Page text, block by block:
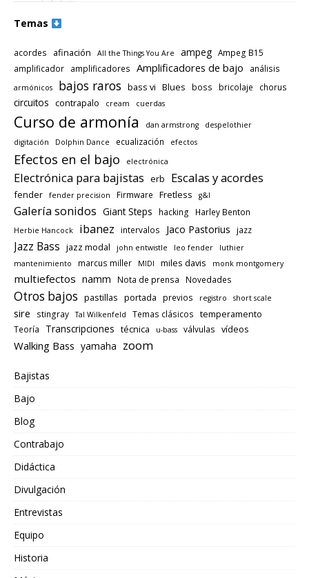
Temas
acordes afinación All the Things You Are ampeg Ampeg B15
amplificador
amplificadores Amplificadores de bajo análisis
armónicos bajos raros bass vi Blues boss bricolaje chorus
circuitos contrapalo cream cuerdas
Curso de armonía dan armstrong
despelothier
digitación
Dolphin Dance ecualización efectos
Efectos en el bajo electrónica
Electrónica para bajistas erb Escalas y acordes
fender fender precision Firmware Fretless g&l
Galería sonidos Giant Steps hacking Harley Benton
Herbie Hancock ibanez intervalos Jaco Pastorius jazz
Jazz Bass jazz modal john entwistle leo fender
luthier
mantenimiento
marcus miller MIDI miles davis monk montgomery
multiefectos namm Nota de prensa Novedades
Otros bajos pastillas portada previos registro short scale
sire stingray Tal Wilkenfeld Temas clásicos temperamento
Teoría Transcripciones técnica u-bass válvulas vídeos
Walking Bass yamaha zoom
Bajistas
Bajo
Blog
Contrabajo
Didáctica
Divulgación
Entrevistas
Equipo
Historia